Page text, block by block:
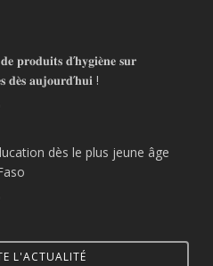
𝐝𝐞 𝐩𝐫𝐨𝐝𝐮𝐢𝐭𝐬 𝐝’𝐡𝐲𝐠𝐢𝐞̀𝐧𝐞 𝐬𝐮𝐫
𝐝𝐞̀𝐬 𝐚𝐮𝐣𝐨𝐮𝐫𝐝’𝐡𝐮𝐢 !
dès le plus jeune âge
L'ACTUALITÉ